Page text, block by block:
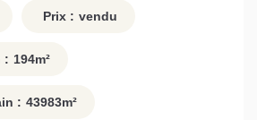
Prix : vendu
: 194m²
: 43983m²